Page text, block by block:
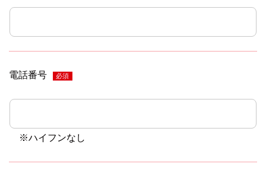
電話番号 必須
※ハイフンなし